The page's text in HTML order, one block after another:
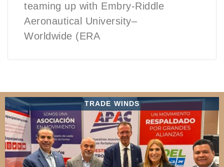
teaming up with Embry-Riddle
Aeronautical University–
Worldwide (ERA
TRADE WINDS